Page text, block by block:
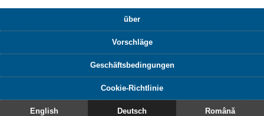
über
Vorschläge
Geschäftsbedingungen
Cookie-Richtlinie
English Deutsch Română